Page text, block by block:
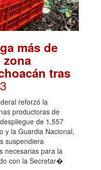
más de
zona
tras
reforzó la
productoras de
de 1,557
y la Guardia Nacional,
suspendiera
necesarias para la
con la Secretar�